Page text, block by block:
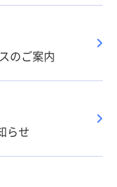
のご案内
らせ